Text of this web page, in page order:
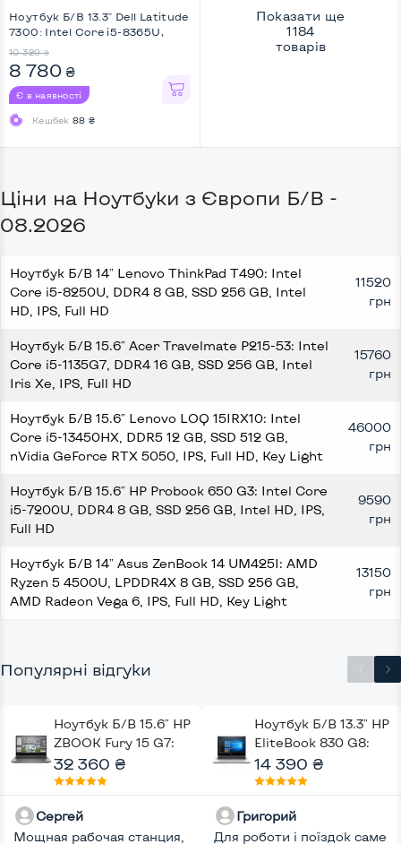
Ноутбук Б/В 13.3" Dell Latitude
7300: Intel Core i5-8365U,
10 329 ₴
8 780 ₴
Є в наявності
Кешбек 88 ₴
Показати ще
1184
товарів
Ціни на Ноутбуки з Європи Б/В -
08.2026
Ноутбук Б/В 14" Lenovo ThinkPad T490: Intel
Core i5-8250U, DDR4 8 GB, SSD 256 GB, Intel
HD, IPS, Full HD
11520
грн
Ноутбук Б/В 15.6" Acer Travelmate P215-53: Intel
Core i5-1135G7, DDR4 16 GB, SSD 256 GB, Intel
Iris Xe, IPS, Full HD
15760
грн
Ноутбук Б/В 15.6" Lenovo LOQ 15IRX10: Intel
Core i5-13450HX, DDR5 12 GB, SSD 512 GB,
nVidia GeForce RTX 5050, IPS, Full HD, Key Light
46000
грн
Ноутбук Б/В 15.6" HP Probook 650 G3: Intel Core
i5-7200U, DDR4 8 GB, SSD 256 GB, Intel HD, IPS,
Full HD
9590
грн
Ноутбук Б/В 14" Asus ZenBook 14 UM425I: AMD
Ryzen 5 4500U, LPDDR4X 8 GB, SSD 256 GB,
AMD Radeon Vega 6, IPS, Full HD, Key Light
13150
грн
Популярні відгуки
Ноутбук Б/В 15.6" HP
ZBOOK Fury 15 G7:
Intel Core i7-10750H,
DDR4 32 GB, SSD 512
GB, nVidia Quadro
T2000, IPS, Full HD,
Key Light
32 360 ₴
Сергей
Мощная рабочая станция,
Ноутбук Б/В 13.3" HP
EliteBook 830 G8:
Intel Core i5-1145G7,
DDR4 16 GB, SSD 256
GB, Intel UHD, IPS,
Full HD, Key Light
14 390 ₴
Григорий
Для роботи і поїздок саме